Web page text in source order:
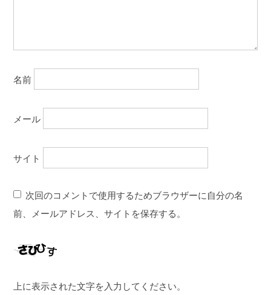
名前
メール
サイト
次回のコメントで使用するためブラウザーに自分の名
前、メールアドレス、サイトを保存する。
上に表示された文字を入力してください。